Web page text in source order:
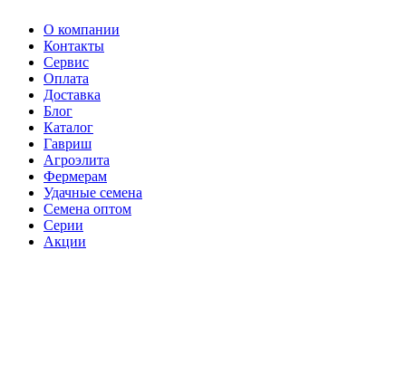
О компании
Контакты
Сервис
Оплата
Доставка
Блог
Каталог
Гавриш
Агроэлита
Фермерам
Удачные семена
Семена оптом
Серии
Акции